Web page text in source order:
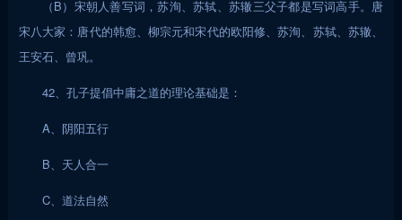
（B）宋朝人善写词，苏洵、苏轼、苏辙三父子都是写词高手。唐
宋八大家：唐代的韩愈、柳宗元和宋代的欧阳修、苏洵、苏轼、苏辙、
王安石、曾巩。
42、孔子提倡中庸之道的理论基础是：
A、阴阳五行
B、天人合一
C、道法自然